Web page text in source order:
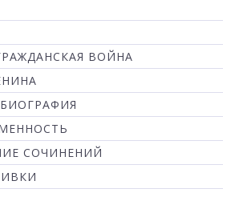
ВОЙНА
СОЧИНЕНИЙ